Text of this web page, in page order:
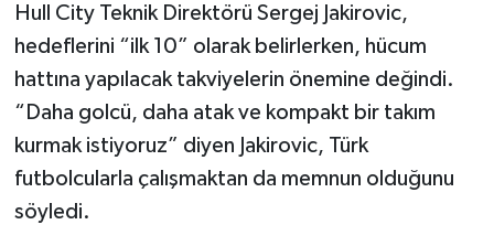
Hull City Teknik Direktörü Sergej Jakirovic,
hedeflerini “ilk 10” olarak belirlerken, hücum
hattına yapılacak takviyelerin önemine değindi.
“Daha golcü, daha atak ve kompakt bir takım
kurmak istiyoruz” diyen Jakirovic, Türk
futbolcularla çalışmaktan da memnun olduğunu
söyledi.